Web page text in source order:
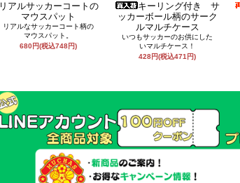
リアルサッカーコートの
マウスパット
リアルなサッカーコート柄の
マウスパット。
680円(税込748円)
キーリング付き サ
ッカーボール柄のサーク
ルマルチケース
いつもサッカーのお供にした
いマルチケース！
428円(税込471円)